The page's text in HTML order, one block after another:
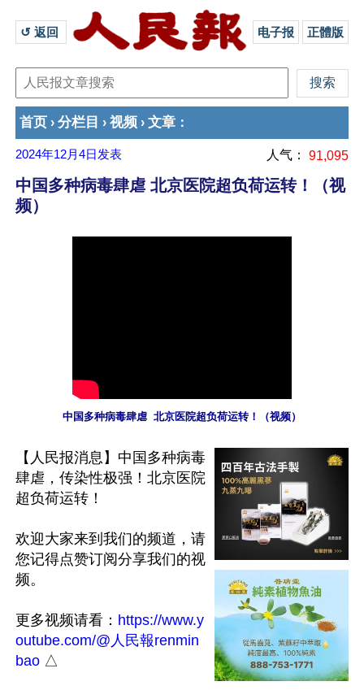
↺ 返回 电子报 正體版
首页 › 分栏目 › 视频 › 文章 ：
2024年12月4日 发表 人气： 91,095
中国多种病毒肆虐 北京医院超负荷运转！（视
频）
中国多种病毒肆虐  北京医院超负荷运转！（视频）
【人民报消息】中国多种病毒
肆虐，传染性极强！北京医院
超负荷运转！
欢迎大家来到我们的频道，请
您记得点赞订阅分享我们的视
频。
更多视频请看： https://www.y
outube.com/@人民報renmin
bao